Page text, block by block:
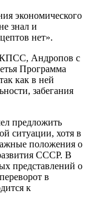
экономического
знал и
нет».
КПСС, Андропов с
Программа
как в ней
забегания
предложить
ситуации, хотя в
положения о
СССР. В
представлений о
в
к